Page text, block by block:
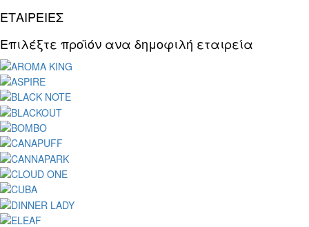
ΕΤΑΙΡΕΙΕΣ
Επιλέξτε προϊόν ανα δημοφιλή εταιρεία